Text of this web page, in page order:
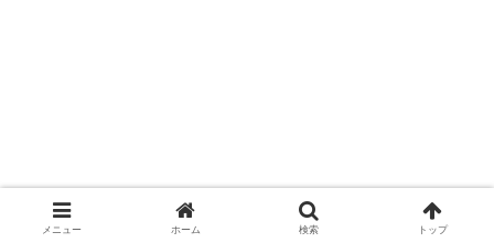
メニュー ホーム 検索 トップ